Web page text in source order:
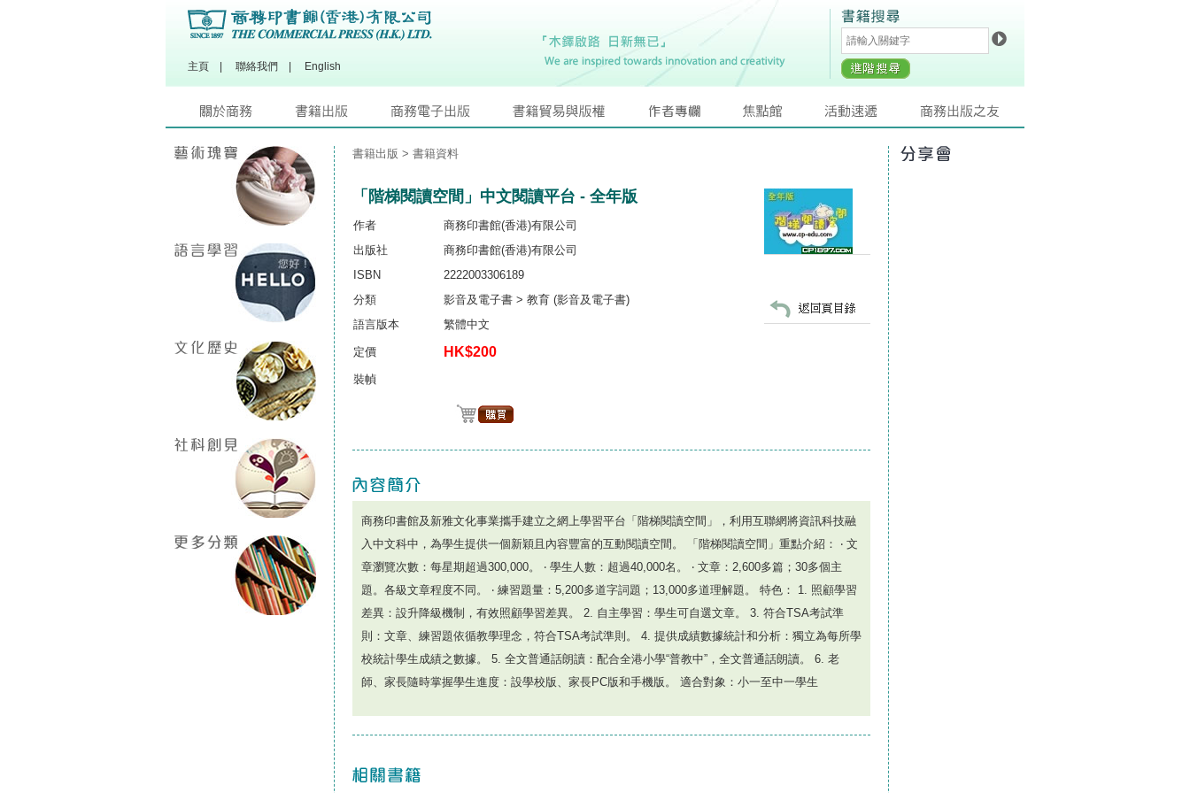
主頁 聯絡我們 English
書籍出版 > 書籍資料
「階梯閱讀空間」中文閱讀平台 - 全年版
作者
商務印書館(香港)有限公司
出版社
商務印書館(香港)有限公司
ISBN
2222003306189
分類
影音及電子書 > 教育 (影音及電子書)
語言版本
繁體中文
定價 HK$200
裝幀
商務印書館及新雅文化事業攜手建立之網上學習平台「階梯閱讀空間」，利用互聯網將資訊科技融
入中文科中，為學生提供一個新穎且內容豐富的互動閱讀空間。 「階梯閱讀空間」重點介紹： ‧ 文
章瀏覽次數：每星期超過300,000。 ‧ 學生人數：超過40,000名。 ‧ 文章：2,600多篇；30多個主
題。各級文章程度不同。 ‧ 練習題量：5,200多道字詞題；13,000多道理解題。 特色： 1. 照顧學習
差異：設升降級機制，有效照顧學習差異。 2. 自主學習：學生可自選文章。 3. 符合TSA考試準
則：文章、練習題依循教學理念，符合TSA考試準則。 4. 提供成績數據統計和分析：獨立為每所學
校統計學生成績之數據。 5. 全文普通話朗讀：配合全港小學“普教中”，全文普通話朗讀。 6. 老
師、家長隨時掌握學生進度：設學校版、家長PC版和手機版。 適合對象：小一至中一學生